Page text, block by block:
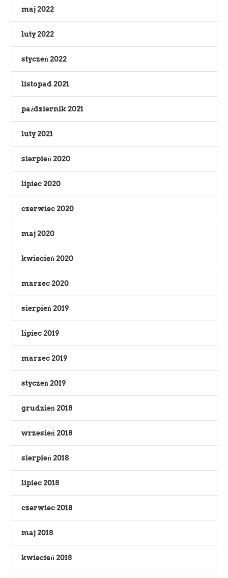
maj 2022
luty 2022
styczeń 2022
listopad 2021
październik 2021
luty 2021
sierpień 2020
lipiec 2020
czerwiec 2020
maj 2020
kwiecień 2020
marzec 2020
sierpień 2019
lipiec 2019
marzec 2019
styczeń 2019
grudzień 2018
wrzesień 2018
sierpień 2018
lipiec 2018
czerwiec 2018
maj 2018
kwiecień 2018